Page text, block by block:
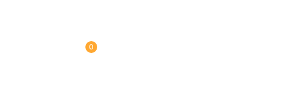
0